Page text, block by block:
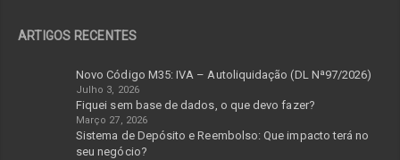
ARTIGOS RECENTES
Novo Código M35: IVA – Autoliquidação (DL Nª97/2026)
Julho 3, 2026
Fiquei sem base de dados, o que devo fazer?
Março 27, 2026
Sistema de Depósito e Reembolso: Que impacto terá no
seu negócio?